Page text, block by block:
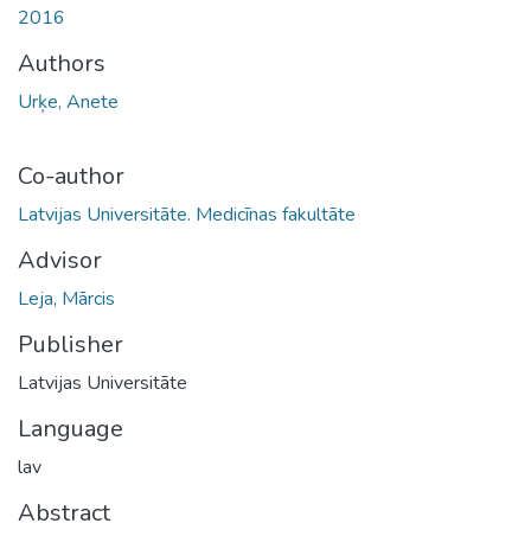
2016
Authors
Urķe, Anete
Co-author
Latvijas Universitāte. Medicīnas fakultāte
Advisor
Leja, Mārcis
Publisher
Latvijas Universitāte
Language
lav
Abstract